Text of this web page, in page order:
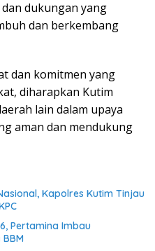
dukungan yang
dan berkembang
dan komitmen yang
diharapkan Kutim
lain dalam upaya
aman dan mendukung
Kapolres Kutim Tinjau
Pertamina Imbau